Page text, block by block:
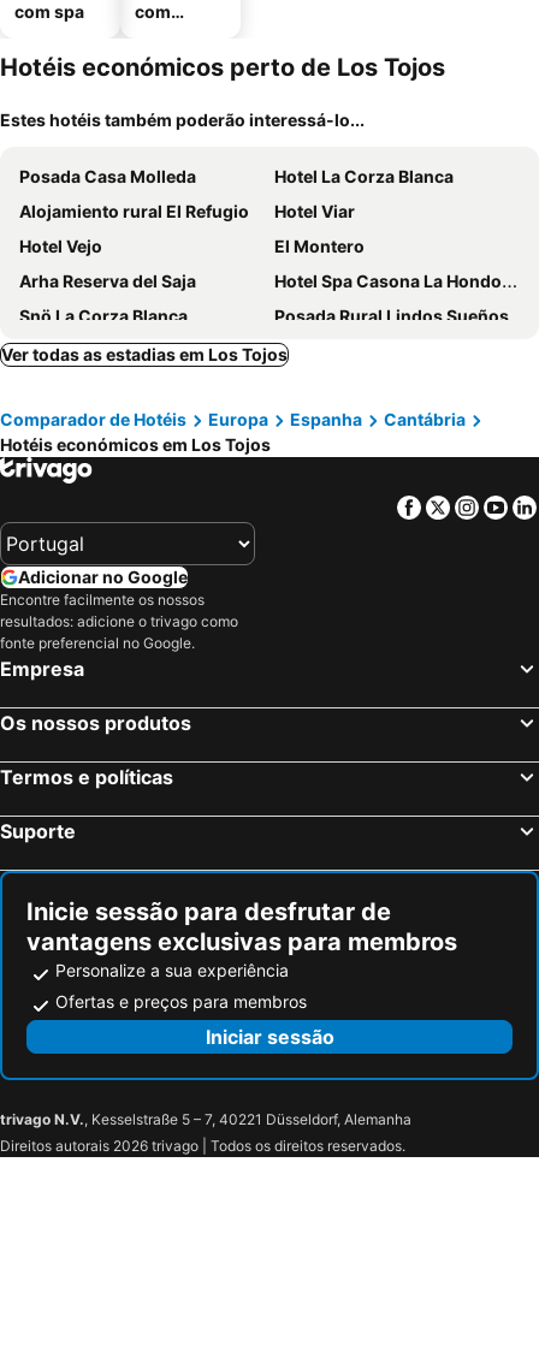
com spa
com
mento
Hotéis económicos perto de Los Tojos
Estes hotéis também poderão interessá-lo...
Posada Casa Molleda
Hotel La Corza Blanca
Alojamiento rural El Refugio
Hotel Viar
Hotel Vejo
El Montero
Arha Reserva del Saja
Hotel Spa Casona La Hondonada
Snö La Corza Blanca
Posada Rural Lindos Sueños
Posada El Arrabal
Hotel Palacio Guevara
Posada Reserva Verde
Casona de la Torre
Pension Gades
Apartamentos Ebro Reinosa
Hotel Abrego Reinosa
Ver todas as estadias em Los Tojos
Comparador de Hotéis Europa Espanha
Cantábria
Hotéis económicos em Los Tojos
Facebook
Twitter
Adicionar no Google
Encontre facilmente os nossos
resultados: adicione o trivago como
fonte preferencial no Google.
Empresa
Os nossos produtos
Termos e políticas
Suporte
Inicie sessão para desfrutar de
vantagens exclusivas para membros
Personalize a sua experiência
Ofertas e preços para membros
Iniciar sessão
trivago N.V., Kesselstraße 5 – 7, 40221 Düsseldorf, Alemanha
Direitos autorais 2026 trivago | Todos os direitos reservados.